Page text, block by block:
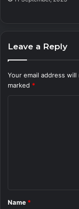
Leave a Reply
Your email address
marked *
*
Name *